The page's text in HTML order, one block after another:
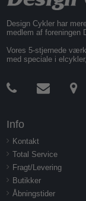
Design Cykler har
medlem af foreningen
Vores 5-stjernede
med speciale i
Info
Kontakt
Total Service
Fragt/Levering
Butikker
Åbningstider